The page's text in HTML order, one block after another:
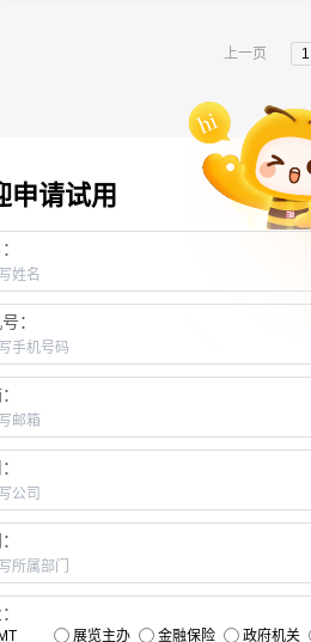
上一页 1
申请试用
：
展览主办 金融保险 政府机关